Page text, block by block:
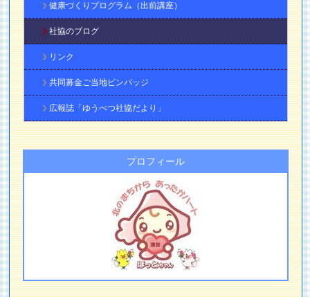
健康づくりプログラム（出前講座）
社協のブログ
リンク
共同募金ご当地ピンバッジ
広報誌「ゆうべつ社協だより」
プロフィール